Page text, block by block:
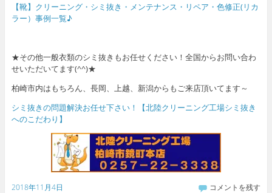
【靴】クリーニング・シミ抜き・メンテナンス・リペア・色修正(リカ
ラー）事例一覧♪
★その他一般衣類のシミ抜きもお任せください！全国からお問い合わ
せいただいてます(^^)★
柏崎市内はもちろん、長岡、上越、新潟からもご来店頂いてます～
シミ抜きの問題解決お任せ下さい！【北陸クリーニング工場シミ抜き
へのこだわり】
2018年11月4日 コメントを残す